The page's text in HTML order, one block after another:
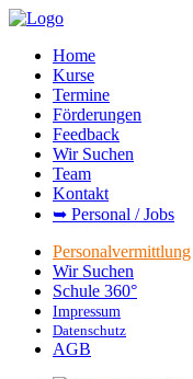
Home
Kurse
Termine
Förderungen
Feedback
Wir Suchen
Team
Kontakt
➥ Personal / Jobs
Personalvermittlung
Wir Suchen
Schule 360°
Impressum
Datenschutz
AGB